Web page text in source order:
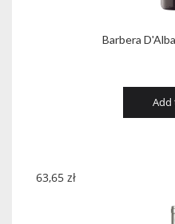
Barbera
Add
63,65 zł